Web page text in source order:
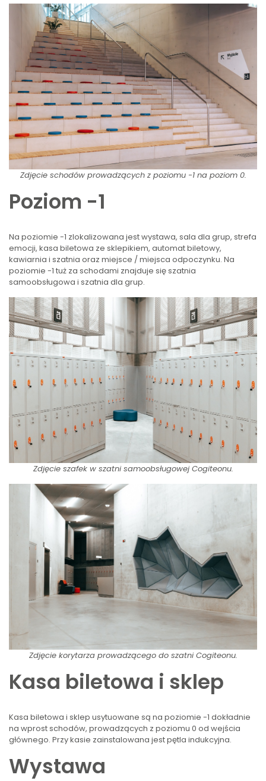
Zdjęcie schodów prowadzących z poziomu -1 na poziom 0.
Poziom -1
Na poziomie -1 zlokalizowana jest wystawa, sala dla grup, strefa
emocji, kasa biletowa ze sklepikiem, automat biletowy,
kawiarnia i szatnia oraz miejsce / miejsca odpoczynku. Na
poziomie -1 tuż za schodami znajduje się szatnia
samoobsługowa i szatnia dla grup.
Zdjęcie szafek w szatni samoobsługowej Cogiteonu.
Zdjęcie korytarza prowadzącego do szatni Cogiteonu.
Kasa biletowa i sklep
Kasa biletowa i sklep usytuowane są na poziomie -1 dokładnie
na wprost schodów, prowadzących z poziomu 0 od wejścia
głównego. Przy kasie zainstalowana jest pętla indukcyjna.
Wystawa